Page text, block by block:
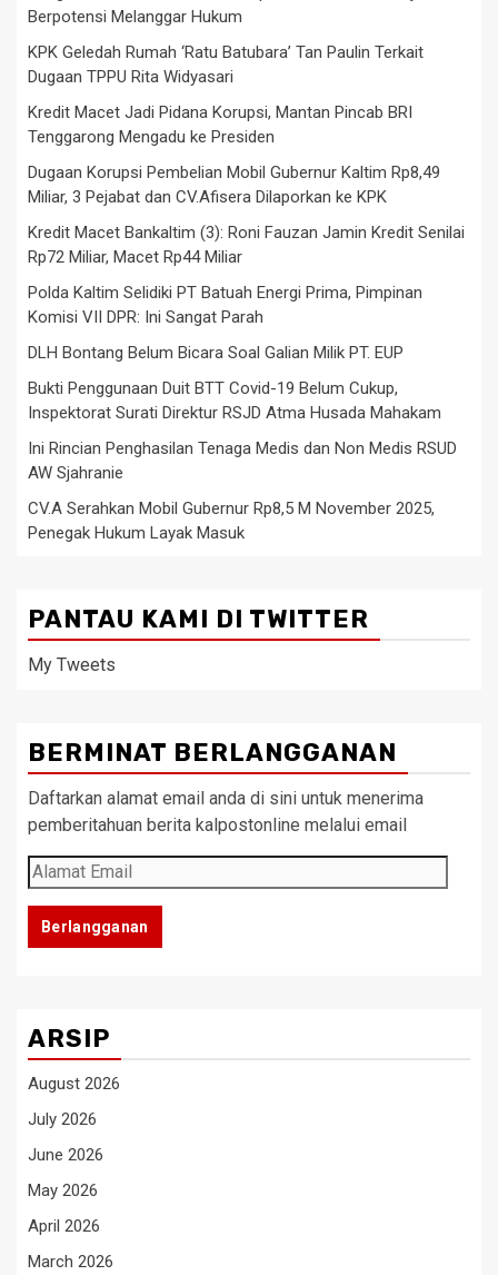
Berpotensi Melanggar Hukum
KPK Geledah Rumah ‘Ratu Batubara’ Tan Paulin Terkait
Dugaan TPPU Rita Widyasari
Kredit Macet Jadi Pidana Korupsi, Mantan Pincab BRI
Tenggarong Mengadu ke Presiden
Dugaan Korupsi Pembelian Mobil Gubernur Kaltim Rp8,49
Miliar, 3 Pejabat dan CV.Afisera Dilaporkan ke KPK
Kredit Macet Bankaltim (3): Roni Fauzan Jamin Kredit Senilai
Rp72 Miliar, Macet Rp44 Miliar
Polda Kaltim Selidiki PT Batuah Energi Prima, Pimpinan
Komisi VII DPR: Ini Sangat Parah
DLH Bontang Belum Bicara Soal Galian Milik PT. EUP
Bukti Penggunaan Duit BTT Covid-19 Belum Cukup,
Inspektorat Surati Direktur RSJD Atma Husada Mahakam
Ini Rincian Penghasilan Tenaga Medis dan Non Medis RSUD
AW Sjahranie
CV.A Serahkan Mobil Gubernur Rp8,5 M November 2025,
Penegak Hukum Layak Masuk
PANTAU KAMI DI TWITTER
My Tweets
BERMINAT BERLANGGANAN
Daftarkan alamat email anda di sini untuk menerima
pemberitahuan berita kalpostonline melalui email
Alamat
Email
Berlangganan
ARSIP
August 2026
July 2026
June 2026
May 2026
April 2026
March 2026